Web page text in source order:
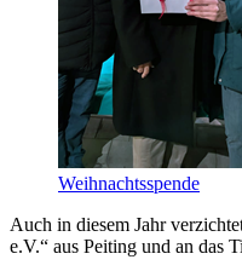
Weihnachtsspende
Auch in diesem Jahr
e.V.“ aus Peiting und an das